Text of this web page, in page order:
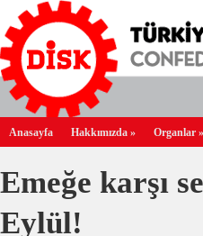
Anasayfa Hakkımızda » Organlar »
Emeğe karşı
Eylül!